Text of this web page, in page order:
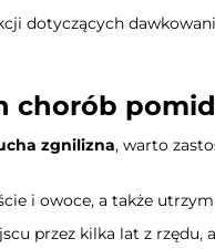
dotyczących
chorób
zgnilizna, warto
i owoce, a także
przez kilka lat z rzędu,